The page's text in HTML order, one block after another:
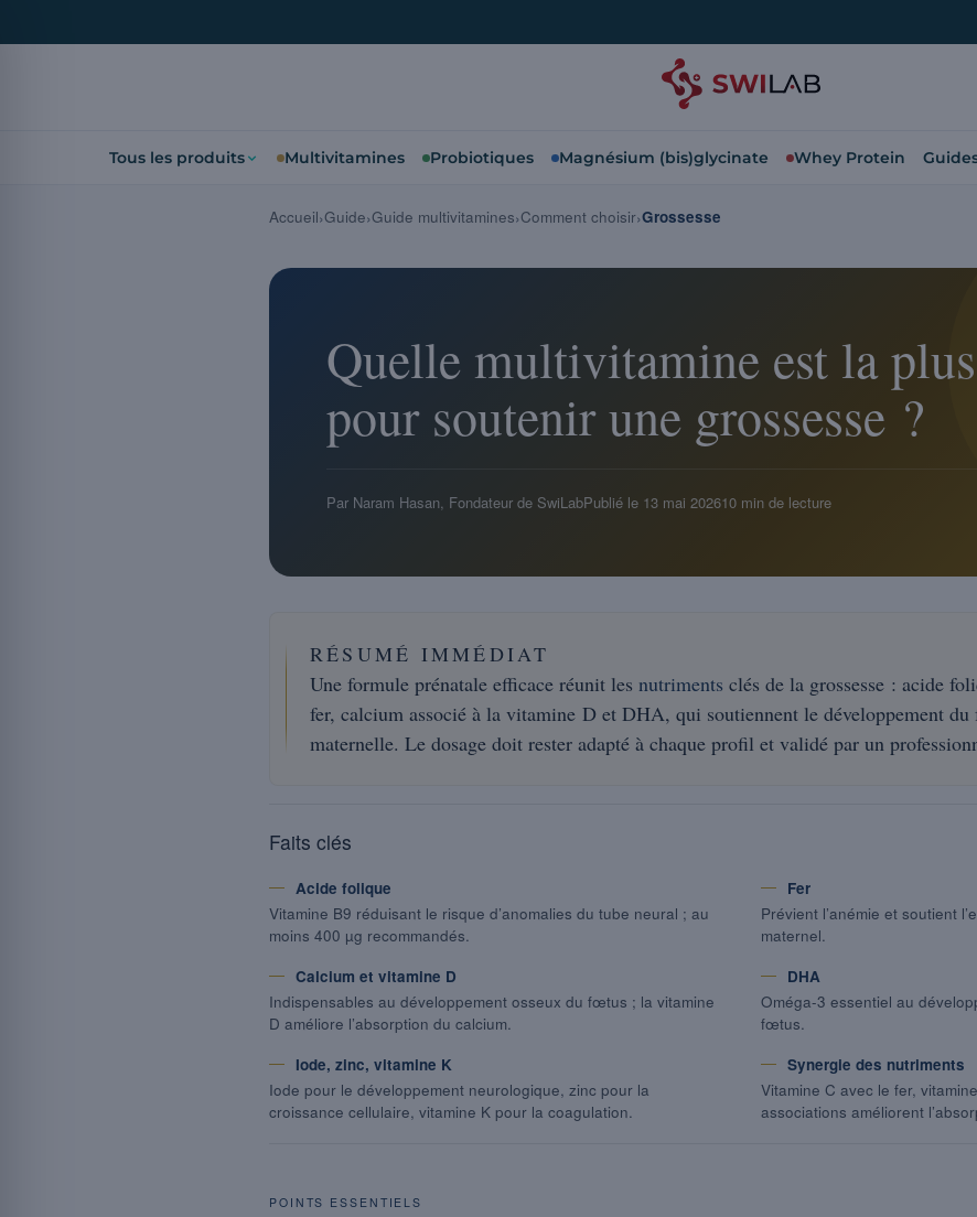
Tous les produits Multivitamines Probiotiques Magnésium (bis)glycinate Whey Protein
Quelle multivitamine est la
pour soutenir une grossesse ?
Par Naram Hasan, Fondateur de SwiLabPublié le 13 mai 202610 min de lecture
RÉSUMÉ IMMÉDIAT
Une formule prénatale efficace réunit les nutriments clés de la grossesse : acide
fer, calcium associé à la vitamine D et DHA, qui soutiennent le développement
maternelle. Le dosage doit rester adapté à chaque profil et validé par un
Faits clés
Acide folique
Vitamine B9 réduisant le risque d’anomalies du tube neural ; au
moins 400 µg recommandés.
Fer
Prévient l’anémie et soutient
maternel.
Calcium et vitamine D
Indispensables au développement osseux du fœtus ; la vitamine
D améliore l’absorption du calcium.
DHA
Oméga-3 essentiel au
fœtus.
Iode, zinc, vitamine K
Iode pour le développement neurologique, zinc pour la
croissance cellulaire, vitamine K pour la coagulation.
Synergie des nutriments
Vitamine C avec le fer,
associations améliorent
POINTS ESSENTIELS
Accueil Guide Guide multivitamines Comment choisir Grossesse